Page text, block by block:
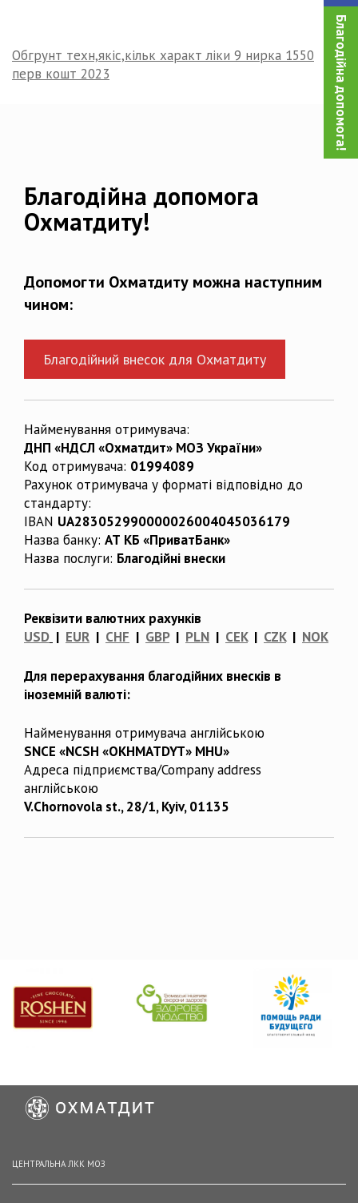
Благодійна допомога!
Обгрунт техн,якіс,кільк характ ліки 9 нирка 1550
перв кошт 2023
Благодійна допомога
Охматдиту!
Допомогти Охматдиту можна наступним
чином:
Благодійний внесок для Охматдиту
Найменування отримувача:
ДНП «НДСЛ «Охматдит» МОЗ України»
Код отримувача: 01994089
Рахунок отримувача у форматі відповідно до
стандарту:
IBAN UA283052990000026004045036179
Назва банку: АТ КБ «ПриватБанк»
Назва послуги: Благодійні внески
Реквізити валютних рахунків
USD | EUR | CHF | GBP| PLN | CEK| CZK| NOK
Для перерахування благодійних внесків в
іноземній валюті:
Найменування отримувача англійською
SNCE «NCSH «OKHMATDYT» MHU»
Адреса підприємства/Company address
англійською
V.Chornovola st., 28/1, Kyiv, 01135
ЦЕНТРАЛЬНА ЛКК МОЗ